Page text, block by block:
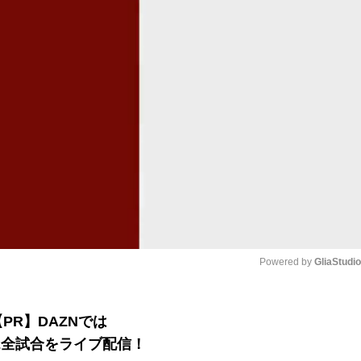
Powered by
PR】DAZNでは
試合をライブ配信！